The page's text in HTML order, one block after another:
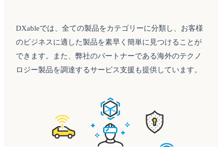
DXableでは、全ての製品をカテゴリーに分類し、お客様
のビジネスに適した製品を素早く簡単に見つけることが
できます。また、弊社のパートナーである海外のテクノ
ロジー製品を調達するサービス支援も提供しています。